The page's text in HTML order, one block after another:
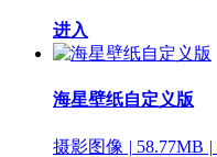
进入
海星壁纸自定义版
摄影图像 | 58.77MB |